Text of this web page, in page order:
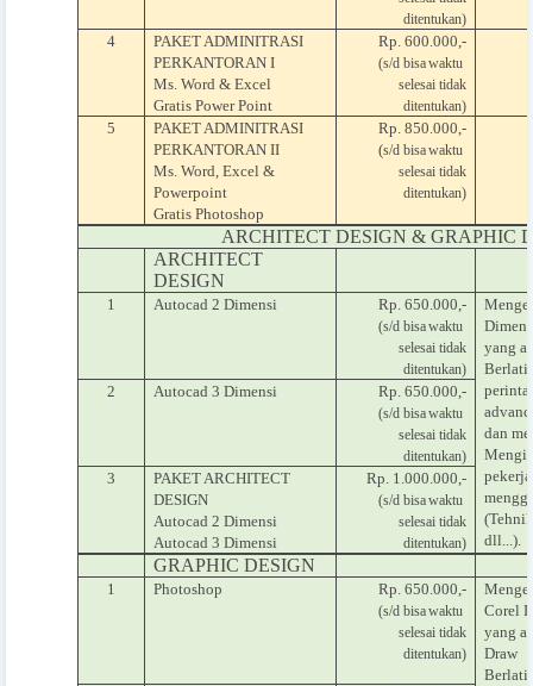
ditentukan)
4
PAKET ADMINITRASI
PERKANTORAN I
Ms. Word & Excel
Gratis Power Point
Rp. 600.000,-
(s/d bisawaktu
selesai tidak
ditentukan)
5
PAKET ADMINITRASI
PERKANTORAN II
Ms. Word, Excel &
Powerpoint
Gratis Photoshop
Rp. 850.000,-
(s/d bisawaktu
selesai tidak
ditentukan)
ARCHITECT DESIGN & GRAPHIC
ARCHITECT
DESIGN
1 Autocad 2 Dimensi Rp. 650.000,-
(s/d bisawaktu
selesai tidak
ditentukan)
yang
dan
dll...).
2 Autocad 3 Dimensi Rp. 650.000,-
(s/d bisawaktu
selesai tidak
ditentukan)
3
PAKET ARCHITECT
DESIGN
Autocad 2 Dimensi
Autocad 3 Dimensi
Rp. 1.000.000,-
(s/d bisawaktu
selesai tidak
ditentukan)
GRAPHIC DESIGN
1 Photoshop Rp. 650.000,-
(s/d bisawaktu
selesai tidak
ditentukan)
Corel
yang
Draw